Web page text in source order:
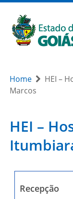
Home
HEI –
Marcos
HEI –
Recepção